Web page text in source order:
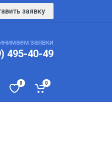
заявку
заявки
495-40-49
0 0